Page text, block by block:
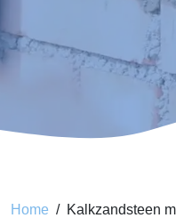
Home Kalkzandsteen